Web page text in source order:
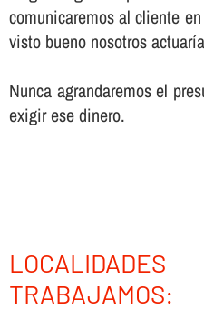
comunicaremos al cliente
visto bueno nosotros
Nunca agrandaremos el
exigir ese dinero.
TRABAJAMOS: